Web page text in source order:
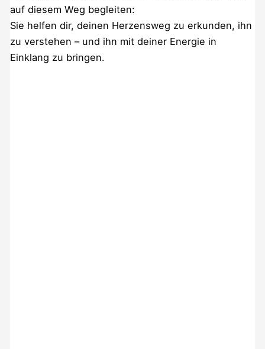
auf diesem Weg begleiten:
Sie helfen dir, deinen Herzensweg zu erkunden, ihn
zu verstehen – und ihn mit deiner Energie in
Einklang zu bringen.